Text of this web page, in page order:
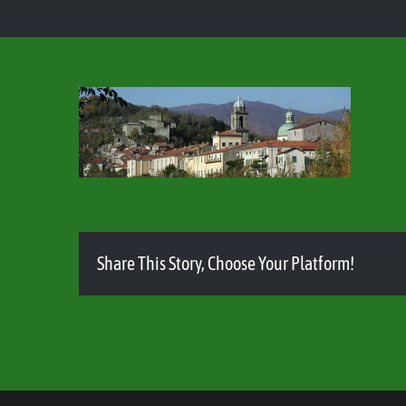
Share This Story, Choose Your Platform!